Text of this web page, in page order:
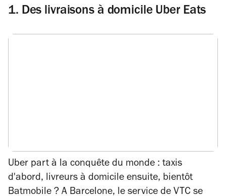
1. Des livraisons à domicile Uber Eats
Uber part à la conquête du monde : taxis
d'abord, livreurs à domicile ensuite, bientôt
Batmobile ? A Barcelone, le service de VTC se